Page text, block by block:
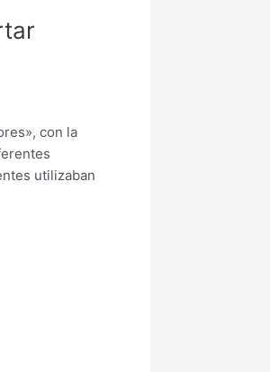
con la
utilizaban